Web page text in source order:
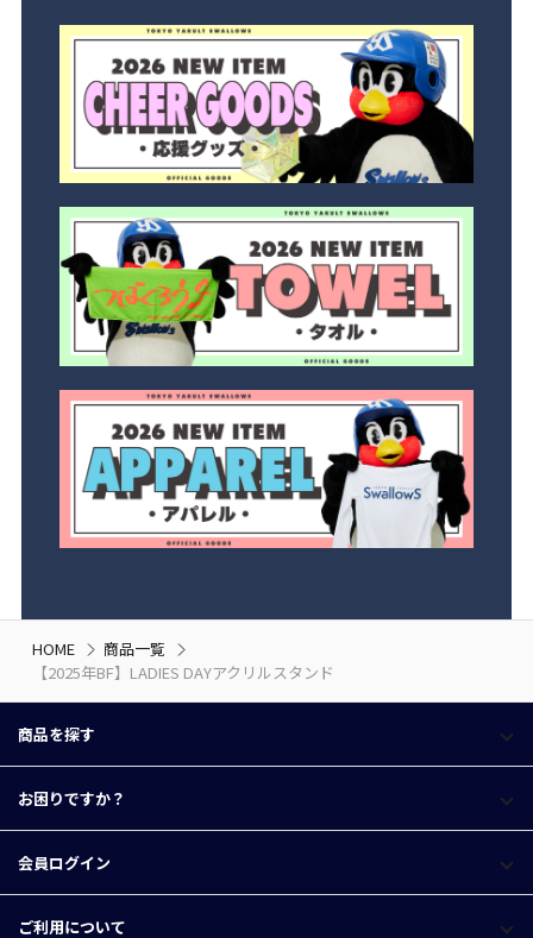
HOME
商品一覧
【2025年BF】LADIES DAYアクリルスタンド
商品を探す
お困りですか？
会員ログイン
ご利用について